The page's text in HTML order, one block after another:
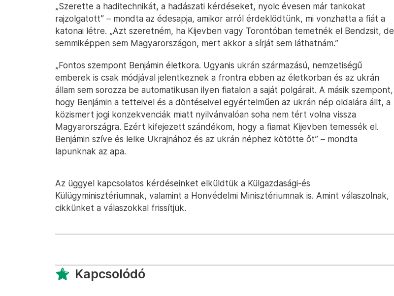
„Szerette a haditechnikát, a hadászati kérdéseket, nyolc évesen már tankokat
rajzolgatott” – mondta az édesapja, amikor arról érdeklődtünk, mi vonzhatta a fiát a
katonai létre. „Azt szeretném, ha Kijevben vagy Torontóban temetnék el Bendzsit, de
semmiképpen sem Magyarországon, mert akkor a sírját sem láthatnám.”
„Fontos szempont Benjámin életkora. Ugyanis ukrán származású, nemzetiségű
emberek is csak módjával jelentkeznek a frontra ebben az életkorban és az ukrán
állam sem sorozza be automatikusan ilyen fiatalon a saját polgárait. A másik szempont,
hogy Benjámin a tetteivel és a döntéseivel egyértelműen az ukrán nép oldalára állt, a
közismert jogi konzekvenciák miatt nyilvánvalóan soha nem tért volna vissza
Magyarországra. Ezért kifejezett szándékom, hogy a fiamat Kijevben temessék el.
Benjámin szíve és lelke Ukrajnához és az ukrán néphez kötötte őt” – mondta
lapunknak az apa.
Az üggyel kapcsolatos kérdéseinket elküldtük a Külgazdasági-és
Külügyminisztériumnak, valamint a Honvédelmi Minisztériumnak is. Amint válaszolnak,
cikkünket a válaszokkal frissítjük.
Kapcsolódó